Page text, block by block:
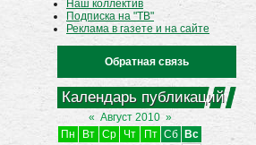
Наш коллектив
Подписка на "ТВ"
Реклама в газете и на сайте
Обратная связь
Календарь публикаций
« Август 2010 »
Пн
Вт Ср Чт Пт Сб
Вс